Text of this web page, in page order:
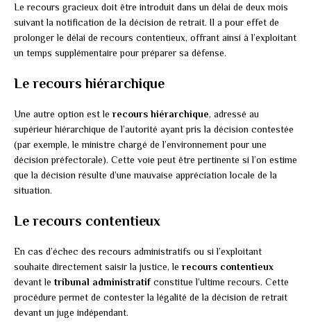
Le recours gracieux doit être introduit dans un délai de deux mois
suivant la notification de la décision de retrait. Il a pour effet de
prolonger le délai de recours contentieux, offrant ainsi à l’exploitant
un temps supplémentaire pour préparer sa défense.
Le recours hiérarchique
Une autre option est le recours hiérarchique, adressé au
supérieur hiérarchique de l’autorité ayant pris la décision contestée
(par exemple, le ministre chargé de l’environnement pour une
décision préfectorale). Cette voie peut être pertinente si l’on estime
que la décision résulte d’une mauvaise appréciation locale de la
situation.
Le recours contentieux
En cas d’échec des recours administratifs ou si l’exploitant
souhaite directement saisir la justice, le recours contentieux
devant le tribunal administratifconstitue l’ultime recours. Cette
procédure permet de contester la légalité de la décision de retrait
devant un juge indépendant.